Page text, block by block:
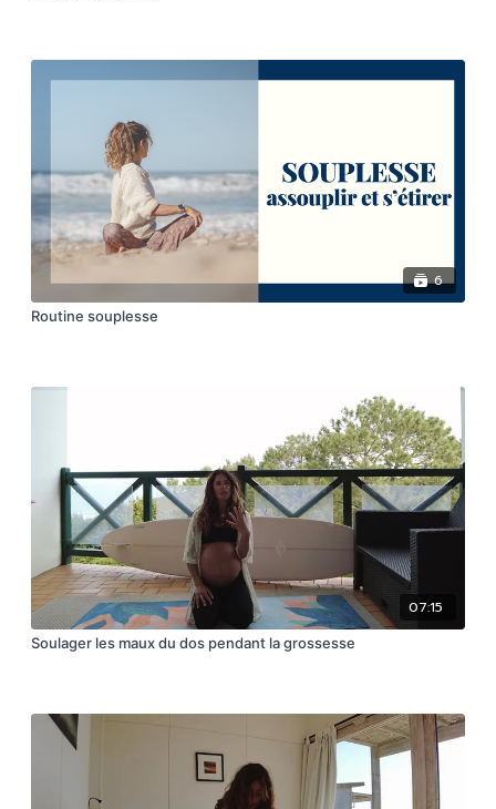
6
Routine souplesse
07:15
Soulager les maux du dos pendant la grossesse